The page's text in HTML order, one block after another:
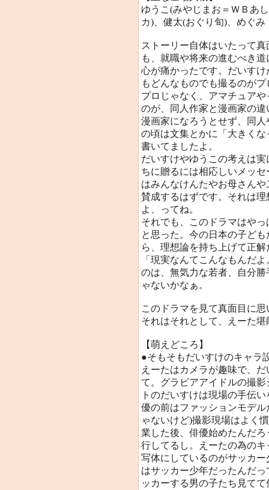
ゆうこ(みやじまお＝ＷＢあ
カ)、健太(おぐり旬)、めぐみ
ストーリー自体はいたって
も、就職や将来の進むべき
心が痛かったです。だいす
もどんなものでも撮るのが
プロじゃなく、アマチュア
のが、同人作家と漫画家の
漫画家になろうとせず、同
の頃は文集とかに「大きく
書いてましたよ。
だいすけやゆうこの考えは
ちに贈るには相応しいメッ
はみんなけんたやお母さん
賛成するはずです。それは
よ、ってね。
それでも、このドラマはや
と思った。今の日本の子ど
ら、理想論を持ち上げて正
「現実なんてこんなもんだ
のは、無気力な若者、自分
ゃないかなぁ。
このドラマを見て真面目に思
それはそれとして、えーた
【萌えどころ】
●そもそもだいすけのキャラ
えーたはカメラが趣味で、
て。グラビアアイドルの撮
トのだいすけは現場の手伝
優の前はファッションモデ
ゃないけど)撮影現場はよく
業した後、俳優始めたんだ
行してるし。えーたの為の
写体にしているのがサッカ
はサッカー少年だったんだ
ッカーする男の子たち見て